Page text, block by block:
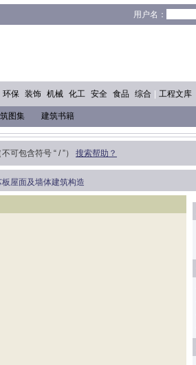
用户名：
环保 装饰 机械 化工 安全 食品 综合 工程文库
图集 建筑书籍
不可包含符号 “ / ”） 搜索帮助？
屋面及墙体建筑构造